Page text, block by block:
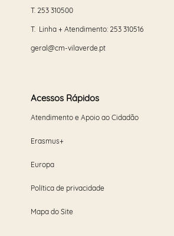
T. 253 310500
T. Linha + Atendimento: 253 310516
geral@cm-vilaverde.pt
Acessos Rápidos
Atendimento e Apoio ao Cidadão
Erasmus+
Europa
Política de privacidade
Mapa do Site